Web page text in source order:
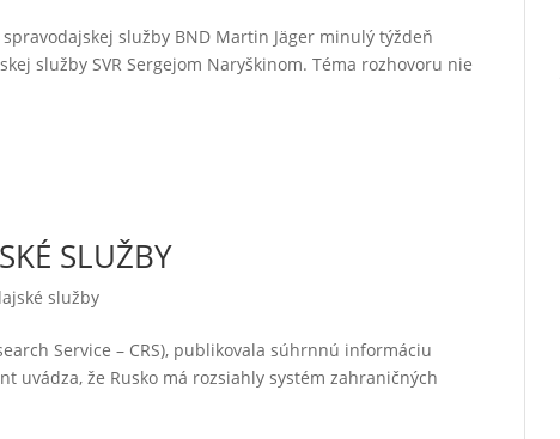
služby BND Martin Jäger minulý týždeň
služby SVR Sergejom Naryškinom. Téma rozhovoru nie
SLUŽBY
služby
Service – CRS), publikovala súhrnnú informáciu
uvádza, že Rusko má rozsiahly systém zahraničných